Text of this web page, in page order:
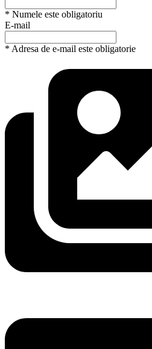
* Numele este obligatoriu
E-mail
* Adresa de e-mail este obligatorie